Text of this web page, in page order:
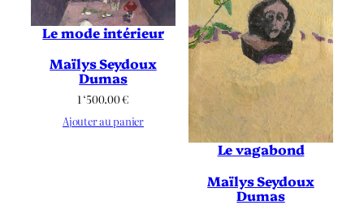
Le mode intérieur
Maïlys Seydoux
Dumas
1 ‘500.00€
Ajouter au panier
Le vagabond
Maïlys Seydoux
Dumas